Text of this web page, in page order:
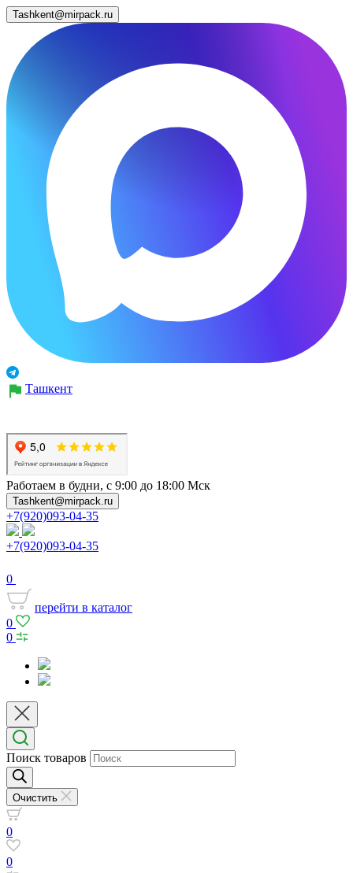
Tashkent@mirpack.ru
Ташкент
Работаем в будни, с 9:00 до 18:00 Мск
Tashkent@mirpack.ru
+7(920)093-04-35
+7(920)093-04-35
0
перейти в каталог
0
0
Поиск товаров
Очистить
0
0